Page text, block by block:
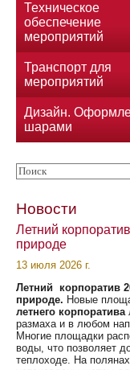
Техническое
обеспечение
мероприятий
Транспорт для
мероприятий
Дизайн.
шарами
Новости
Летний
природе
13 июля 2026 г.
Летний корпоратив
природе. Новые
летнего корпоратива
размаха и в любом
Многие площадки
воды, что позволяет
теплоходе. На полянах